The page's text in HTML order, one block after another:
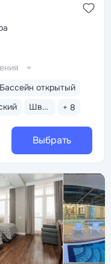
Бассейн открытый
Шведский стол + 8
Выбрать